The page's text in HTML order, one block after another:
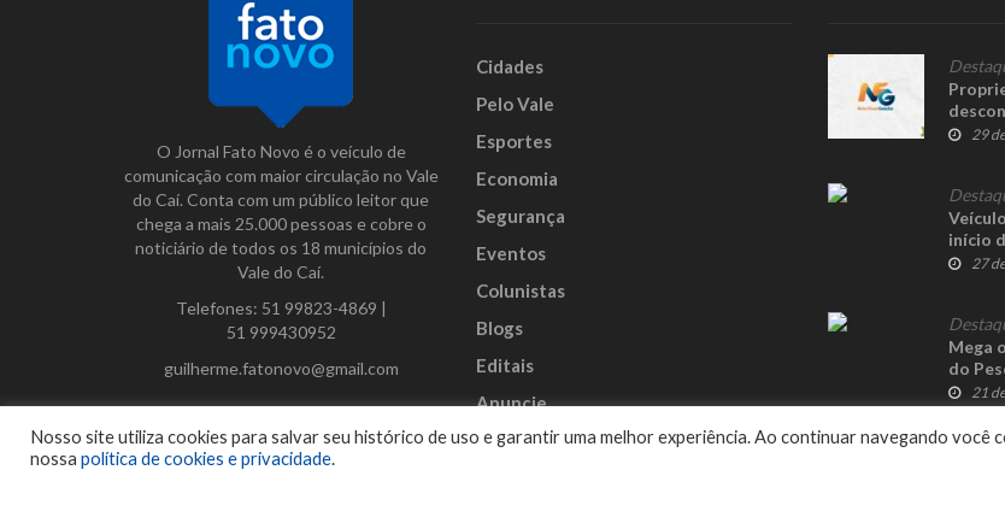
O Jornal Fato Novo é o veículo de
comunicação com maior circulação no Vale
do Caí. Conta com um público leitor que
chega a mais 25.000 pessoas e cobre o
noticiário de todos os 18 municípios do
Vale do Caí.
Telefones: 51 99823-4869 |
51 999430952
guilherme.fatonovo@gmail.com
Facebook
Instagram
Twitter
Cidades
Pelo Vale
Esportes
Economia
Segurança
Eventos
Colunistas
Blogs
Editais
Anuncie
29
início
27
Mega
do
21
Nosso site utiliza cookies para salvar seu histórico de uso e garantir uma melhor experiência. Ao continuar navegando você
nossa política de cookies e privacidade.